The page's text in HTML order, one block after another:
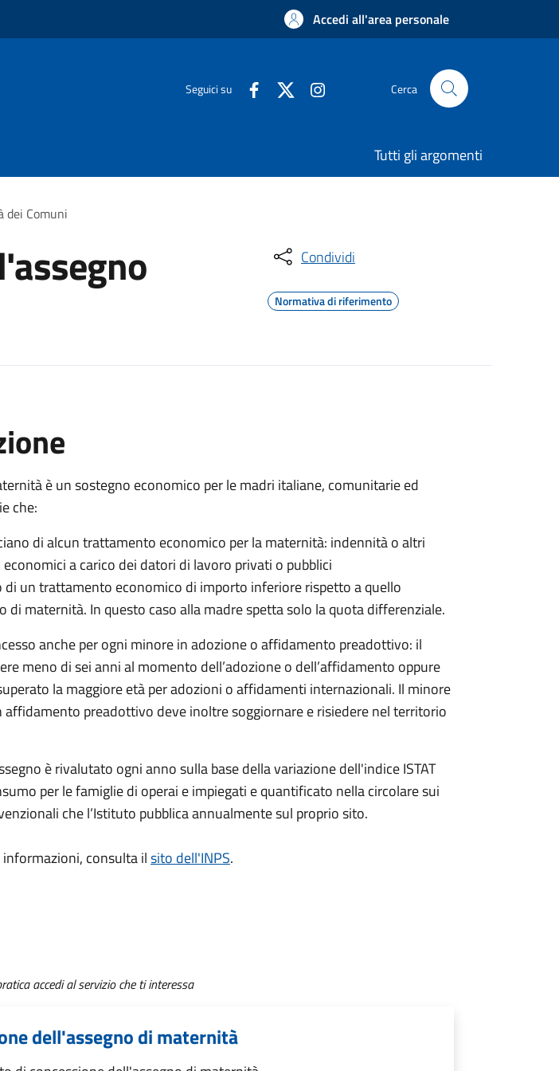
Accedi all'area personale
Seguici su Cerca
Tutti gli argomenti
dei Comuni
Condividi
Normativa di riferimento
è un sostegno economico per le madri italiane, comunitarie ed
che:
di alcun trattamento economico per la maternità: indennità o altri
a carico dei datori di lavoro privati o pubblici
di un trattamento economico di importo inferiore rispetto a quello
di maternità. In questo caso alla madre spetta solo la quota differenziale.
anche per ogni minore in adozione o affidamento preadottivo: il
meno di sei anni al momento dell’adozione o dell’affidamento oppure
la maggiore età per adozioni o affidamenti internazionali. Il minore
affidamento preadottivo deve inoltre soggiornare e risiedere nel territorio
è rivalutato ogni anno sulla base della variazione dell'indice ISTAT
per le famiglie di operai e impiegati e quantificato nella circolare sui
che l’Istituto pubblica annualmente sul proprio sito.
consulta ilsito dell'INPS.
accedi al servizio che ti interessa
dell'assegno di maternità